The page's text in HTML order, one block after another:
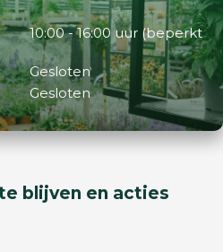
10:00 - 16:00 uur (beperkt
Gesloten
Gesloten
blijven en acties